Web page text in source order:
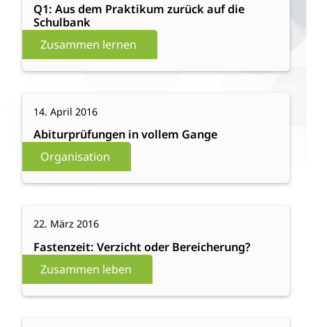
Zusammen lernen
Q1: Aus dem Praktikum zurück auf die
Schulbank
Aus
dem
Praktikum
zurück
auf
Schulbank
Organisation
14. April 2016
Abiturprüfungen in vollem Gange
Abiturprüfungen
in
vollem
Gange
Zusammen leben
22. März 2016
Fastenzeit: Verzicht oder Bereicherung?
Fastenzeit:
Verzicht
oder